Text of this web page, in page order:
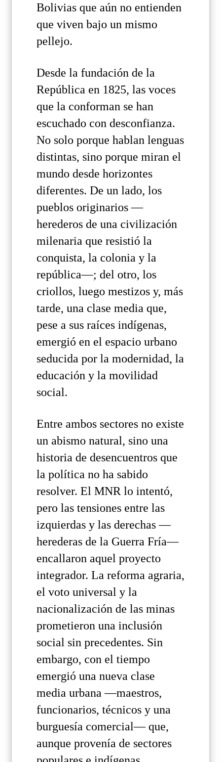
Bolivias que aún no entienden
que viven bajo un mismo
pellejo.
Desde la fundación de la
República en 1825, las voces
que la conforman se han
escuchado con desconfianza.
No solo porque hablan lenguas
distintas, sino porque miran el
mundo desde horizontes
diferentes. De un lado, los
pueblos originarios —
herederos de una civilización
milenaria que resistió la
conquista, la colonia y la
república—; del otro, los
criollos, luego mestizos y, más
tarde, una clase media que,
pese a sus raíces indígenas,
emergió en el espacio urbano
seducida por la modernidad, la
educación y la movilidad
social.
Entre ambos sectores no existe
un abismo natural, sino una
historia de desencuentros que
la política no ha sabido
resolver. El MNR lo intentó,
pero las tensiones entre las
izquierdas y las derechas —
herederas de la Guerra Fría—
encallaron aquel proyecto
integrador. La reforma agraria,
el voto universal y la
nacionalización de las minas
prometieron una inclusión
social sin precedentes. Sin
embargo, con el tiempo
emergió una nueva clase
media urbana —maestros,
funcionarios, técnicos y una
burguesía comercial— que,
aunque provenía de sectores